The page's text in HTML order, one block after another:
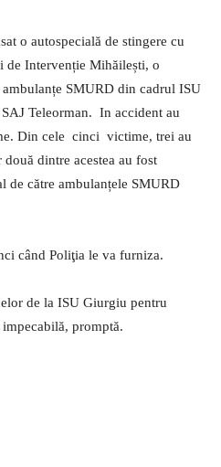
o autospecială de stingere cu
de Intervenție Mihăilești, o
SMURD din cadrul ISU
Teleorman. In accident au
Din cele cinci victime, trei au
dintre acestea au fost
de către ambulanțele SMURD
când Poliţia le va furniza.
de la ISU Giurgiu pentru
promptă.